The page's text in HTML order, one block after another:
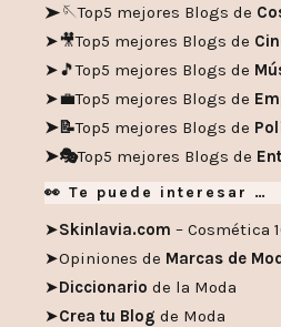
➤🪡Top5 mejores Blogs de
➤🎥Top5 mejores Blogs de
➤🎵Top5 mejores Blogs de
➤💼Top5 mejores Blogs de
➤📝Top5 mejores Blogs de
➤🎭Top5 mejores Blogs de
👀 Te puede interesar …
➤Skinlavia.com – Cosmética
➤Opiniones de Marcas de
➤Diccionario de la Moda
➤Crea tu Blog de Moda